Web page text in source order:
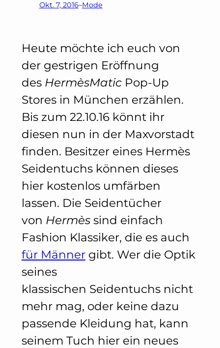
Okt. 7, 2016–Mode
Heute möchte ich euch von
der gestrigen Eröffnung
des HermèsMaticPop-Up
Stores in München erzählen.
Bis zum 22.10.16 könnt ihr
diesen nun in der Maxvorstadt
finden. Besitzer eines Hermès
Seidentuchs können dieses
hier kostenlos umfärben
lassen. Die Seidentücher
von Hermèssind einfach
Fashion Klassiker, die es auch
für Männergibt. Wer die Optik
seines
klassischen Seidentuchs nicht
mehr mag, oder keine dazu
passende Kleidung hat, kann
seinem Tuch hier ein neues